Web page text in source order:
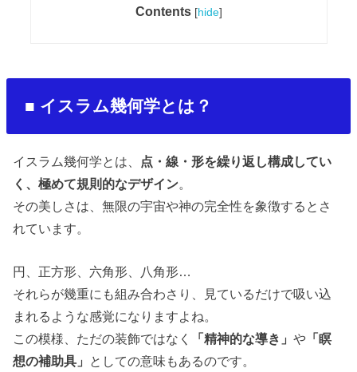
Contents [hide]
■ イスラム幾何学とは？
イスラム幾何学とは、 点・線・形を繰り返し構成してい
く、極めて規則的なデザイン。
その美しさは、無限の宇宙や神の完全性を象徴するとさ
れています。
円、正方形、六角形、八角形…
それらが幾重にも組み合わさり、見ているだけで吸い込
まれるような感覚になりますよね。
この模様、ただの装飾ではなく
「精神的な導き」や 「瞑
想の補助具」 としての意味もあるのです。